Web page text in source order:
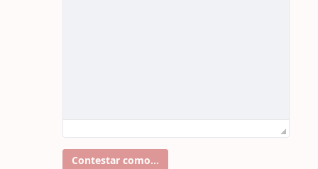
Contestar como...